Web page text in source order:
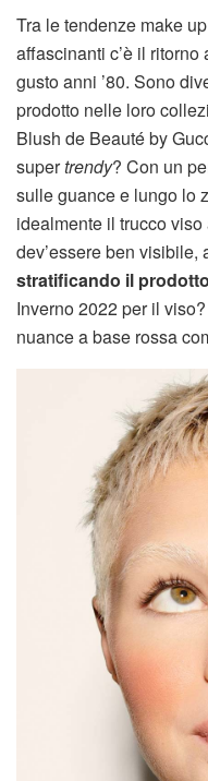
Tra le tendenze make
affascinanti c’è il
gusto anni ’80. Sono
prodotto nelle loro
Blush de Beauté by
supertrendy? Con un
sulle guance e lungo lo
idealmente il trucco
dev’essere ben visibile,
stratificando il prodotto
Inverno 2022 per il
nuance a base rossa